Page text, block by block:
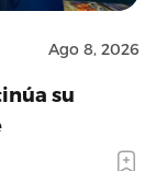
Ago 8, 2026
su